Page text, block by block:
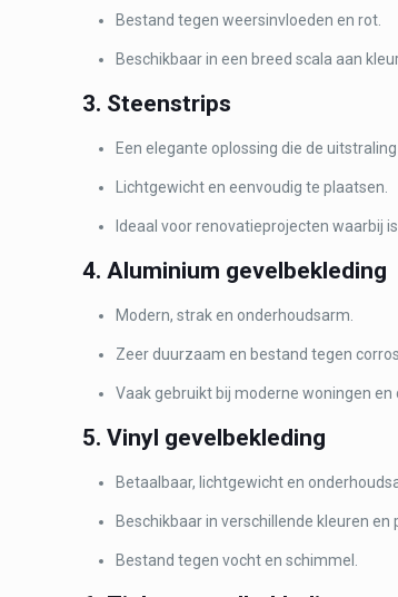
Bestand tegen weersinvloeden en rot.
Beschikbaar in een breed scala aan
3. Steenstrips
Een elegante oplossing die de
Lichtgewicht en eenvoudig te plaatsen.
Ideaal voor renovatieprojecten waarbij
4. Aluminium gevelbekleding
Modern, strak en onderhoudsarm.
Zeer duurzaam en bestand tegen
Vaak gebruikt bij moderne woningen en
5. Vinyl gevelbekleding
Betaalbaar, lichtgewicht en
Beschikbaar in verschillende kleuren en
Bestand tegen vocht en schimmel.